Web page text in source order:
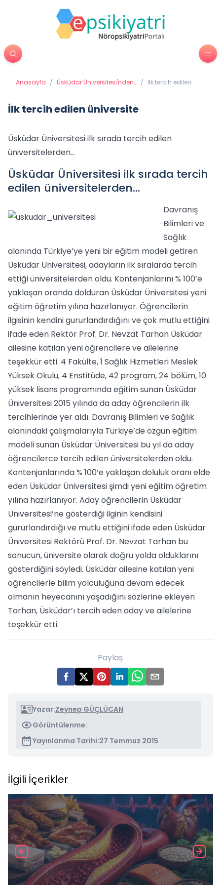
Anasayfa / Üsküdar Üniversitesi'nden
/ İlk tercih edilen
İlk tercih edilen üniversite
Üsküdar Üniversitesi ilk sırada tercih edilen
üniversitelerden…
Üsküdar Üniversitesi ilk sırada tercih
edilen üniversitelerden…
Davranış
Bilimleri ve
Sağlık
alanında Türkiye’ye yeni bir eğitim modeli getiren
Üsküdar Üniversitesi, adayların ilk sıralarda tercih
ettiği üniversitelerden oldu. Kontenjanlarını % 100’e
yaklaşan oranda dolduran Üsküdar Üniversitesi yeni
eğitim öğretim yılına hazırlanıyor. Öğrencilerin
ilgisinin kendini gururlandırdığını ve çok mutlu ettiğini
ifade eden Rektör Prof. Dr. Nevzat Tarhan Üsküdar
ailesine katılan yeni öğrencilere ve ailelerine
teşekkür etti. 4 Fakülte, 1 Sağlık Hizmetleri Meslek
Yüksek Okulu, 4 Enstitüde, 42 program, 24 bölüm, 10
yüksek lisans programında eğitim sunan Üsküdar
Üniversitesi 2015 yılında da aday öğrencilerin ilk
tercihlerinde yer aldı. Davranış Bilimleri ve Sağlık
alanındaki çalışmalarıyla Türkiye’de özgün eğitim
modeli sunan Üsküdar Üniversitesi bu yıl da aday
öğrencilerce tercih edilen üniversitelerden oldu.
Kontenjanlarında % 100’e yaklaşan doluluk oranı elde
eden Üsküdar Üniversitesi şimdi yeni eğitim öğretim
yılına hazırlanıyor. Aday öğrencilerin Üsküdar
Üniversitesi’ne gösterdiği ilginin kendisini
gururlandırdığı ve mutlu ettiğini ifade eden Üsküdar
Üniversitesi Rektörü Prof. Dr. Nevzat Tarhan bu
sonucun, üniversite olarak doğru yolda olduklarını
gösterdiğini söyledi. Üsküdar ailesine katılan yeni
öğrencilerle bilim yolculuğuna devam edecek
olmanın heyecanını yaşadığını sözlerine ekleyen
Tarhan, Üsküdar’ı tercih eden aday ve ailelerine
teşekkür etti.
Paylaş
Yazar:Zeynep GÜÇLÜCAN
Görüntülenme:
Yayınlanma Tarihi:27 Temmuz 2015
İlgili İçerikler